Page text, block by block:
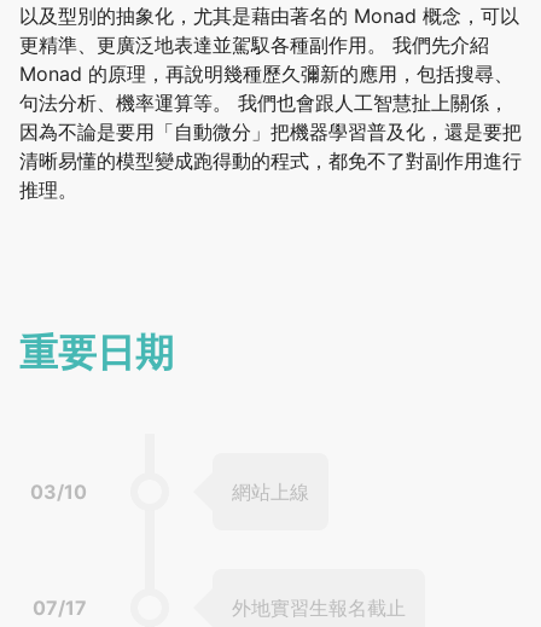
以及型別的抽象化，尤其是藉由著名的 Monad 概念，可以
更精準、更廣泛地表達並駕馭各種副作用。 我們先介紹
Monad 的原理，再說明幾種歷久彌新的應用，包括搜尋、
句法分析、機率運算等。 我們也會跟人工智慧扯上關係，
因為不論是要用「自動微分」把機器學習普及化，還是要把
清晰易懂的模型變成跑得動的程式，都免不了對副作用進行
推理。
重要日期
03/10 網站上線
07/17 外地實習生報名截止